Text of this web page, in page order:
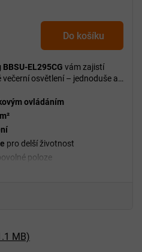
Do košíku
EL295CG vám zajistí
osvětlení – jednoduše a
ovládáním
pro delší životnost
poloze
MB)